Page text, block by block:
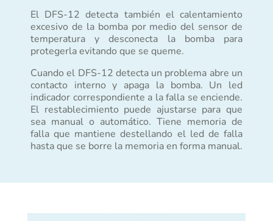
El DFS-12 detecta también el calentamiento
excesivo de la bomba por medio del sensor de
temperatura y desconecta la bomba para
protegerla evitando que se queme.
Cuando el DFS-12 detecta un problema abre un
contacto interno y apaga la bomba. Un led
indicador correspondiente a la falla se enciende.
El restablecimiento puede ajustarse para que
sea manual o automático. Tiene memoria de
falla que mantiene destellando el led de falla
hasta que se borre la memoria en forma manual.